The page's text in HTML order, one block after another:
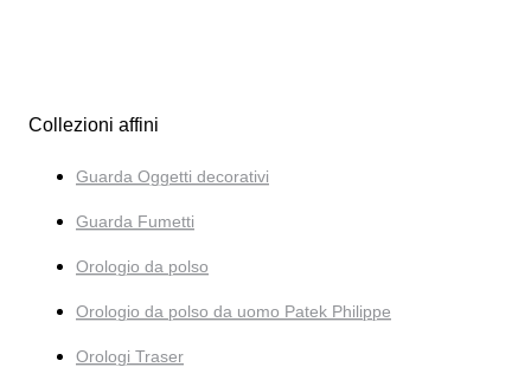
Collezioni affini
Guarda Oggetti decorativi
Guarda Fumetti
Orologio da polso
Orologio da polso da uomo Patek Philippe
Orologi Traser